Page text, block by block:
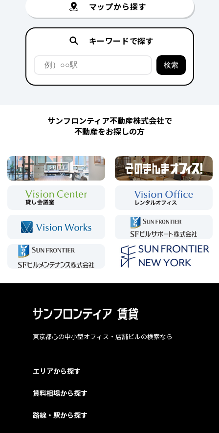
マップから探す
キーワードで探す
サンフロンティア不動産株式会社で
不動産をお探しの方
東京都心の中小型オフィス・店舗ビルの検索なら
エリアから探す
賃料相場から探す
路線・駅から探す